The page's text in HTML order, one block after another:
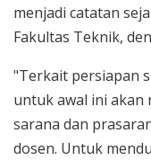
menjadi catatan
Fakultas Teknik,
"Terkait persiapan
untuk awal ini akan
sarana dan
dosen. Untuk